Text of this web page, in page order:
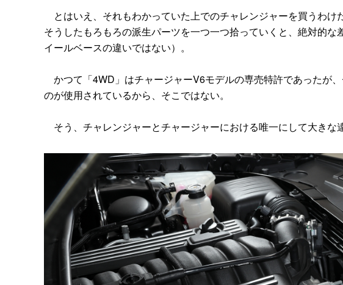
とはいえ、それもわかっていた上でのチャレンジャーを買うわけ
そうしたもろもろの派生パーツを一つ一つ拾っていくと、絶対的
イールベースの違いではない）。
かつて「4WD」はチャージャーV6モデルの専売特許であったが
のが使用されているから、そこではない。
そう、チャレンジャーとチャージャーにおける唯一にして大きな